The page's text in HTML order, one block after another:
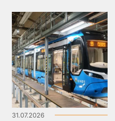
31.07.2026